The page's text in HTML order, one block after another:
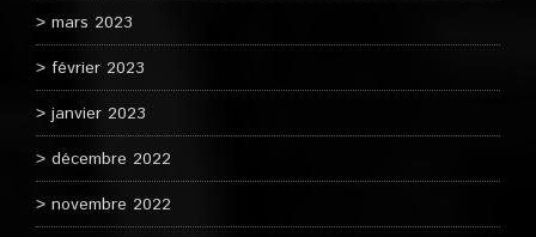
mars 2023
février 2023
janvier 2023
décembre 2022
novembre 2022